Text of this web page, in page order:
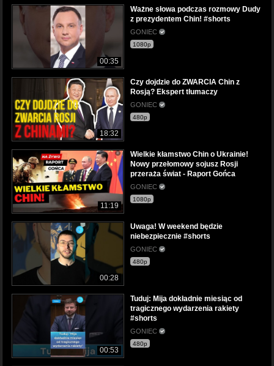
00:35
Ważne słowa podczas rozmowy Dudy
z prezydentem Chin! #shorts
GONIEC
1080p
18:32
Czy dojdzie do ZWARCIA Chin z
Rosją? Ekspert tłumaczy
GONIEC
480p
11:19
Wielkie kłamstwo Chin o Ukrainie!
Nowy przełomowy sojusz Rosji
przeraża świat - Raport Gońca
GONIEC
1080p
00:28
Uwaga! W weekend będzie
niebezpiecznie #shorts
GONIEC
480p
00:53
Tuduj: Mija dokładnie miesiąc od
tragicznego wydarzenia rakiety
#shorts
GONIEC
480p